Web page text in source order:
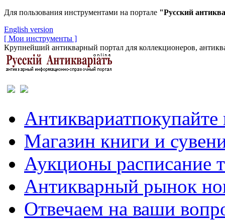
Для пользования инструментами на портале "Русский
English version
[ Мои инструменты ]
Крупнейший антикварный портал для коллекционеров,
Антиквариатпокупайте
Магазин книги и
Аукционы расписание
Антикварный рынок
Отвечаем на ваши